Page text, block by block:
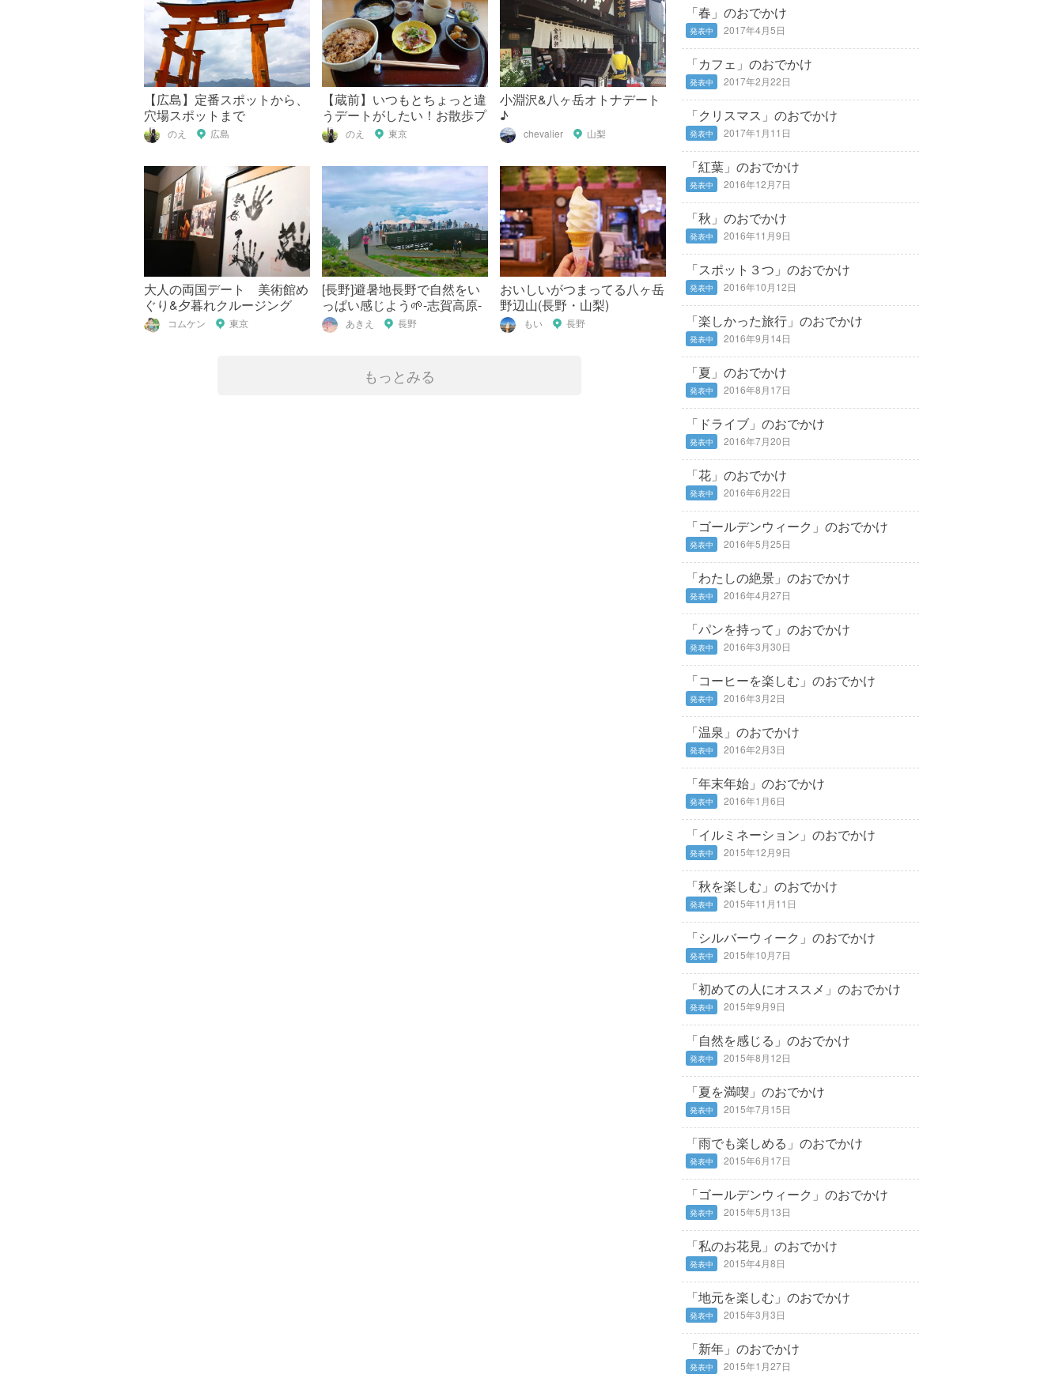
【広島】定番スポットから、
穴場スポットまで
のえ 広島
【蔵前】いつもとちょっと違
うデートがしたい！お散歩プ
ランのえ 東京
小淵沢&八ヶ岳オトナデート
♪
chevalier 山梨
大人の両国デート 美術館め
ぐり&夕暮れクルージング
コムケン 東京
[長野]避暑地長野で自然をい
っぱい感じよう🌱-志賀高原-
あきえ 長野
おいしいがつまってる八ヶ岳
野辺山(長野・山梨)
もい 長野
もっとみる
「春」のおでかけ
発表中 2017年4月5日
「カフェ」のおでかけ
発表中 2017年2月22日
「クリスマス」のおでかけ
発表中 2017年1月11日
「紅葉」のおでかけ
発表中 2016年12月7日
「秋」のおでかけ
発表中 2016年11月9日
「スポット３つ」のおでかけ
発表中 2016年10月12日
「楽しかった旅行」のおでかけ
発表中 2016年9月14日
「夏」のおでかけ
発表中 2016年8月17日
「ドライブ」のおでかけ
発表中 2016年7月20日
「花」のおでかけ
発表中 2016年6月22日
「ゴールデンウィーク」のおでかけ
発表中 2016年5月25日
「わたしの絶景」のおでかけ
発表中 2016年4月27日
「パンを持って」のおでかけ
発表中 2016年3月30日
「コーヒーを楽しむ」のおでかけ
発表中 2016年3月2日
「温泉」のおでかけ
発表中 2016年2月3日
「年末年始」のおでかけ
発表中 2016年1月6日
「イルミネーション」のおでかけ
発表中 2015年12月9日
「秋を楽しむ」のおでかけ
発表中 2015年11月11日
「シルバーウィーク」のおでかけ
発表中 2015年10月7日
「初めての人にオススメ」のおでかけ
発表中 2015年9月9日
「自然を感じる」のおでかけ
発表中 2015年8月12日
「夏を満喫」のおでかけ
発表中 2015年7月15日
「雨でも楽しめる」のおでかけ
発表中 2015年6月17日
「ゴールデンウィーク」のおでかけ
発表中 2015年5月13日
「私のお花見」のおでかけ
発表中 2015年4月8日
「地元を楽しむ」のおでかけ
発表中 2015年3月3日
「新年」のおでかけ
発表中 2015年1月27日